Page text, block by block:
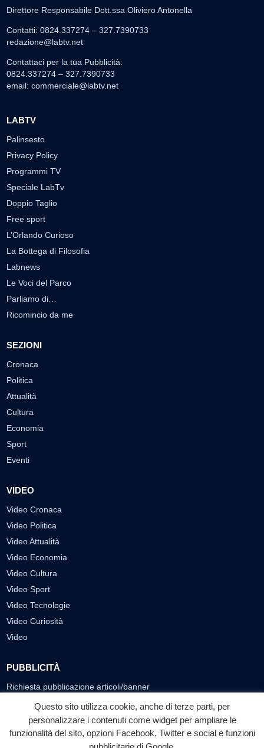
Direttore Responsabile Dott.ssa Oliviero Antonella
Contatti: 0824.337274 – 327.7390733
redazione@labtv.net
Contattaci per la tua Pubblicità:
0824.337274 – 327.7390733
email: commerciale@labtv.net
LABTV
Palinsesto
Privacy Policy
Programmi TV
Speciale LabTv
Doppio Taglio
Free sport
L’Orlando Curioso
La Bottega di Filosofia
Labnews
Le Voci del Parco
Parliamo di…
Ricomincio da me
SEZIONI
Cronaca
Politica
Attualità
Cultura
Economia
Sport
Eventi
VIDEO
Video Cronaca
Video Politica
Video Attualità
Video Economia
Video Cultura
Video Sport
Video Tecnologie
Video Curiosità
Video
PUBBLICITÀ
Richiesta pubblicazione articoli/banner
SEGUICI SUI SOCIAL
f ◎ ▶
Questo sito utilizza cookie, anche di terze parti, per
personalizzare i contenuti come widget per ampliare le
funzionalità del sito, opzioni Facebook, Twitter e social e funzioni